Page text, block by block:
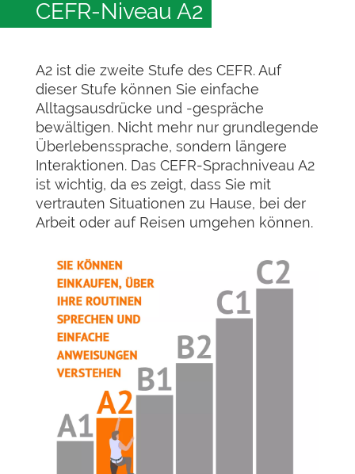
CEFR-Niveau A2
A2 ist die zweite Stufe des CEFR. Auf
dieser Stufe können Sie einfache
Alltagsausdrücke und -gespräche
bewältigen. Nicht mehr nur grundlegende
Überlebenssprache, sondern längere
Interaktionen. Das CEFR-Sprachniveau A2
ist wichtig, da es zeigt, dass Sie mit
vertrauten Situationen zu Hause, bei der
Arbeit oder auf Reisen umgehen können.